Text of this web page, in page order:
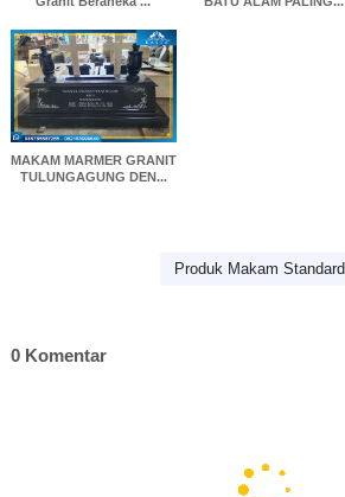
MAKAM MARMER GRANIT
TULUNGAGUNG DEN...
Produk Makam Standard
0 Komentar